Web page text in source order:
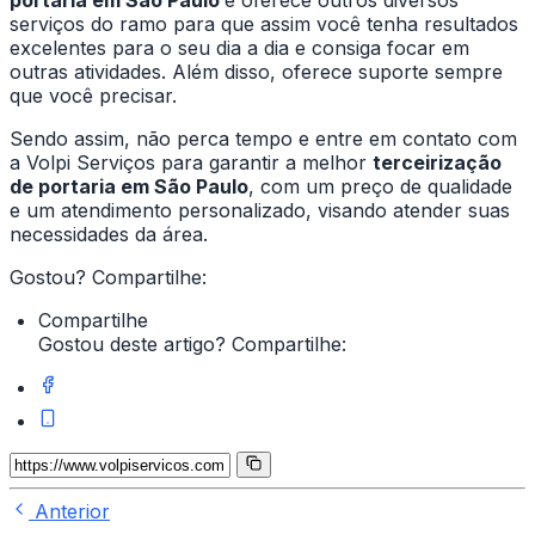
serviços do ramo para que assim você tenha resultados
excelentes para o seu dia a dia e consiga focar em
outras atividades. Além disso, oferece suporte sempre
que você precisar.
Sendo assim, não perca tempo e entre em contato com
a Volpi Serviços para garantir a melhor terceirização
de portaria em São Paulo, com um preço de qualidade
e um atendimento personalizado, visando atender suas
necessidades da área.
Gostou? Compartilhe:
Compartilhe
Gostou deste artigo? Compartilhe:
Anterior